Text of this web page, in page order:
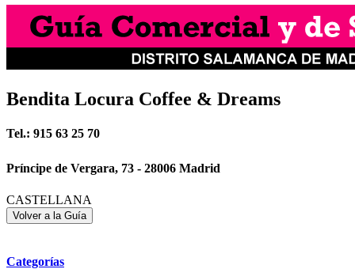
Bendita Locura Coffee & Dreams
Tel.: 915 63 25 70
Príncipe de Vergara, 73 - 28006 Madrid
CASTELLANA
Categorías